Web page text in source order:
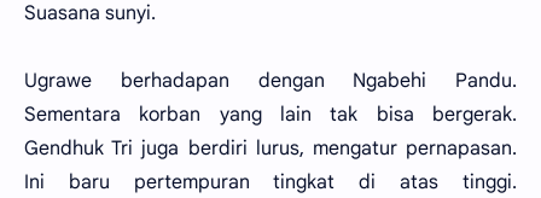
Suasana sunyi.
Ugrawe berhadapan dengan Ngabehi Pandu.
Sementara korban yang lain tak bisa bergerak.
Gendhuk Tri juga berdiri lurus, mengatur pernapasan.
Ini baru pertempuran tingkat di atas tinggi.